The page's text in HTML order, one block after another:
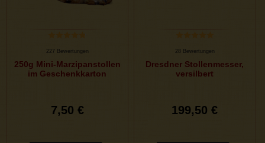
227 Bewertungen
250g Mini-Marzipanstollen
im Geschenkkarton
7,50 €
28 Bewertungen
Dresdner Stollenmesser,
versilbert
199,50 €